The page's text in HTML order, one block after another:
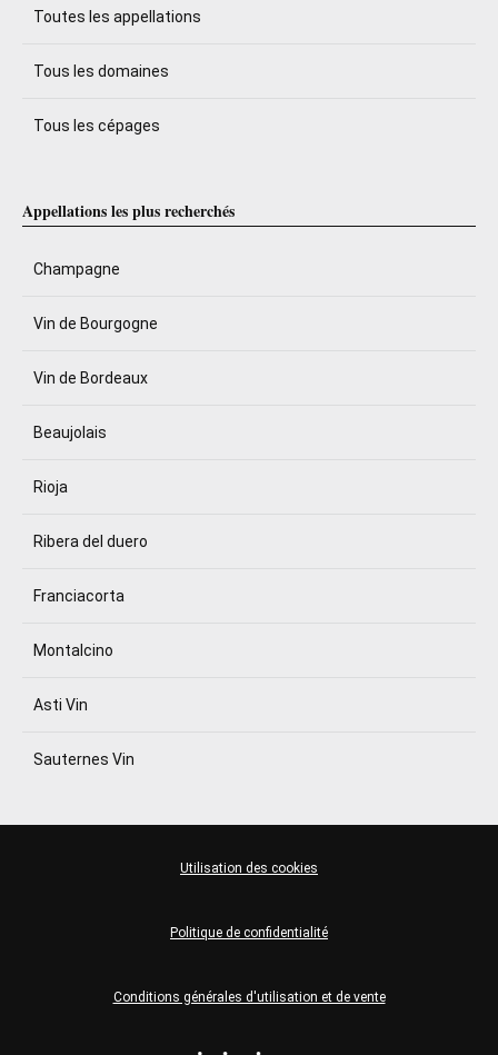
Toutes les appellations
Tous les domaines
Tous les cépages
Appellations les plus recherchés
Champagne
Vin de Bourgogne
Vin de Bordeaux
Beaujolais
Rioja
Ribera del duero
Franciacorta
Montalcino
Asti Vin
Sauternes Vin
Conditions générales d'utilisation et de vente
Politique de confidentialité
Utilisation des cookies